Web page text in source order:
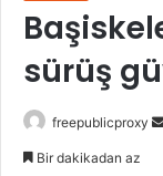
sürüş
freepublicproxy
Bir dakikadan az